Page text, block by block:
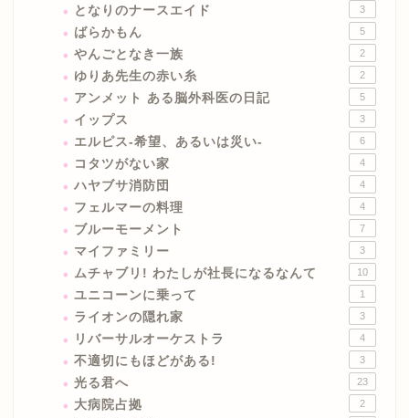
となりのナースエイド 3
ばらかもん 5
やんごとなき一族 2
ゆりあ先生の赤い糸 2
アンメット ある脳外科医の日記 5
イップス 3
エルピス-希望、あるいは災い- 6
コタツがない家 4
ハヤブサ消防団 4
フェルマーの料理 4
ブルーモーメント 7
マイファミリー 3
ムチャブリ! わたしが社長になるなんて 10
ユニコーンに乗って 1
ライオンの隠れ家 3
リバーサルオーケストラ 4
不適切にもほどがある! 3
光る君へ 23
大病院占拠 2